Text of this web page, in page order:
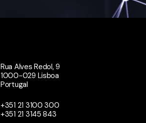
Rua Alves Redol, 9
1000-029 Lisboa
Portugal
+351 21 3100 300
+351 21 3145 843